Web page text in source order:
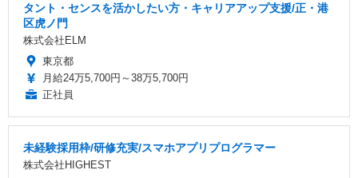
タント・センスを活かしたい方・キャリアアップ支援/正・港
区虎ノ門
株式会社ELM
東京都
月給24万5,700円～38万5,700円
正社員
未経験採用枠/研修充実/スマホアプリプログラマー
株式会社HIGHEST